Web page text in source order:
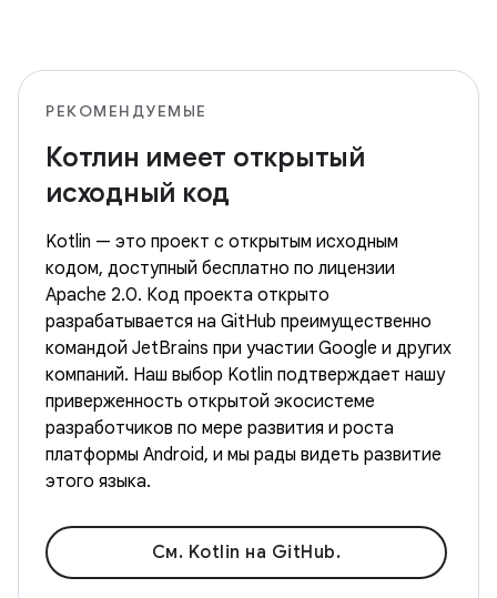
РЕКОМЕНДУЕМЫЕ
Котлин имеет открытый
исходный код
Kotlin — это проект с открытым исходным
кодом, доступный бесплатно по лицензии
Apache 2.0. Код проекта открыто
разрабатывается на GitHub преимущественно
командой JetBrains при участии Google и других
компаний. Наш выбор Kotlin подтверждает нашу
приверженность открытой экосистеме
разработчиков по мере развития и роста
платформы Android, и мы рады видеть развитие
этого языка.
См. Kotlin на GitHub.